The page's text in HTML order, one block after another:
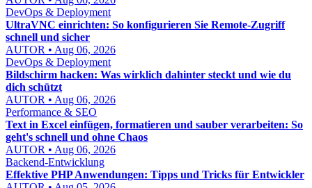
DevOps & Deployment
UltraVNC einrichten: So konfigurieren Sie Remote-Zugriff
schnell und sicher
AUTOR • Aug 06, 2026
DevOps & Deployment
Bildschirm hacken: Was wirklich dahinter steckt und wie du
dich schützt
AUTOR • Aug 06, 2026
Performance & SEO
Text in Excel einfügen, formatieren und sauber verarbeiten: So
geht's schnell und ohne Chaos
AUTOR • Aug 06, 2026
Backend-Entwicklung
Effektive PHP Anwendungen: Tipps und Tricks für Entwickler